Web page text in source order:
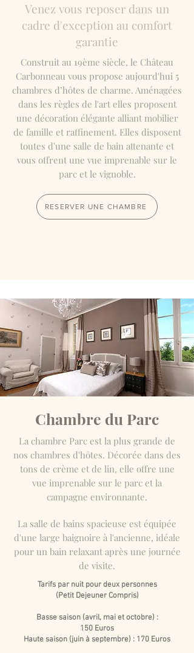
Venez vous reposer dans un
cadre d'exception au comfort
garantie
Construit au 19ème siècle, le Château
Carbonneau vous propose aujourd'hui 5
chambres d’hôtes de charme. Aménagées
dans les règles de l'art elles proposent
une décoration élégante alliant mobilier
de famille et raffinement. Elles disposent
toutes d'une salle de bain attenante et
vous offrent une vue imprenable sur le
parc et le vignoble.
RESERVER UNE CHAMBRE
Chambre du Parc
La chambre Parc est la plus grande de
nos chambres d'hôtes. Décorée dans des
tons de crème et de lin, elle offre une
vue imprenable sur le parc et la
campagne environnante.
La salle de bains spacieuse est équipée
d'une large baignoire à l'ancienne, idéale
pour un bain relaxant après une journée
de visite.
Tarifs par nuit pour deux personnes
(Petit Dejeuner Compris)
Basse saison (avril, mai et octobre) :
150 Euros
Haute saison (juin à septembre) : 170 Euros